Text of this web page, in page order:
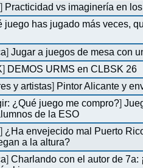
] Practicidad vs imaginería en
juego has jugado más veces,
]Jugar a juegos de mesa con
] DEMOS URMS en CLBSK 26
y artistas] Pintor Alicante y
¿Qué juego me compro?]
de la ESO
] ¿Ha envejecido mal Puerto
a la altura?
]Charlando con el autor de 7a: